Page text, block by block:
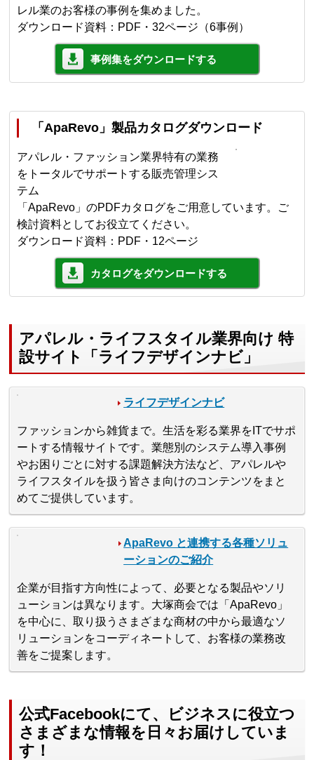
レル業のお客様の事例を集めました。
ダウンロード資料：PDF・32ページ（6事例）
事例集をダウンロードする
「ApaRevo」製品カタログダウンロード
アパレル・ファッション業界特有の業務
をトータルでサポートする販売管理シス
テム
「ApaRevo」のPDFカタログをご用意しています。ご
検討資料としてお役立てください。
ダウンロード資料：PDF・12ページ
カタログをダウンロードする
アパレル・ライフスタイル業界向け 特
設サイト「ライフデザインナビ」
ライフデザインナビ
ファッションから雑貨まで。生活を彩る業界をITでサポ
ートする情報サイトです。業態別のシステム導入事例
やお困りごとに対する課題解決方法など、アパレルや
ライフスタイルを扱う皆さま向けのコンテンツをまと
めてご提供しています。
ApaRevo と連携する各種ソリュ
ーションのご紹介
企業が目指す方向性によって、必要となる製品やソリ
ューションは異なります。大塚商会では「ApaRevo」
を中心に、取り扱うさまざまな商材の中から最適なソ
リューションをコーディネートして、お客様の業務改
善をご提案します。
公式Facebookにて、ビジネスに役立つ
さまざまな情報を日々お届けしていま
す！